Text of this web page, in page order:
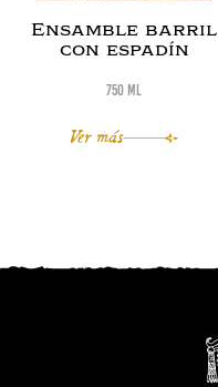
Ensamble barril
con espadín
750 ml
Ver más